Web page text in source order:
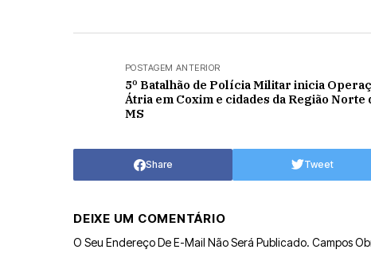
POSTAGEM ANTERIOR
5º Batalhão de Polícia Militar inicia
Átria em Coxim e cidades da Região Norte
MS
Share Tweet
DEIXE UM COMENTÁRIO
O Seu Endereço De E-Mail Não Será Publicado. Campos